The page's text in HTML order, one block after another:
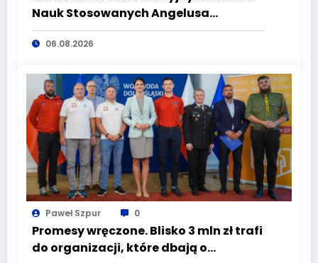
Nauk Stosowanych Angelusa
Silesiusa! Uczelnia bije rekordy, ale Ty
wciąż masz szansę – weź udział w II
06.08.2026
Paweł Szpur 0
Promesy wręczone. Blisko 3 mln zł trafi
do organizacji, które dbają o